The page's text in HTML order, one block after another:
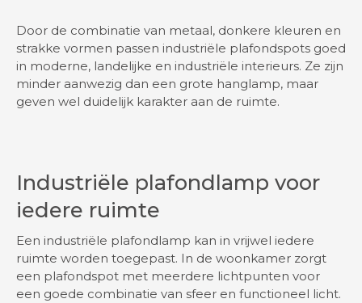
Door de combinatie van metaal, donkere kleuren en
strakke vormen passen industriële plafondspots goed
in moderne, landelijke en industriële interieurs. Ze zijn
minder aanwezig dan een grote hanglamp, maar
geven wel duidelijk karakter aan de ruimte.
Industriële plafondlamp voor
iedere ruimte
Een industriële plafondlamp kan in vrijwel iedere
ruimte worden toegepast. In de woonkamer zorgt
een plafondspot met meerdere lichtpunten voor
een goede combinatie van sfeer en functioneel licht.